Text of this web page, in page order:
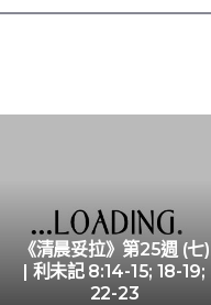
《清晨妥拉》第25週 (七)
| 利未記 8:14-15; 18-19;
22-23